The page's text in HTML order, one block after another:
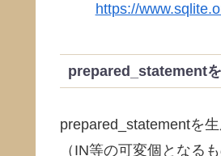
https://
prepared_statementを
prepared_statementを
（IN等の可変個となる